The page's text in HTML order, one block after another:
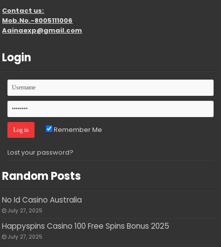
Contact us:
Mob.No.-8005111006
Aainaexp@gmail.com
Login
Remember Me
Lost your password?
Random Posts
No Id Casino Australia
July 27, 2025
Happyspins Casino 100 Free Spins Bonus 2025
July 27, 2025